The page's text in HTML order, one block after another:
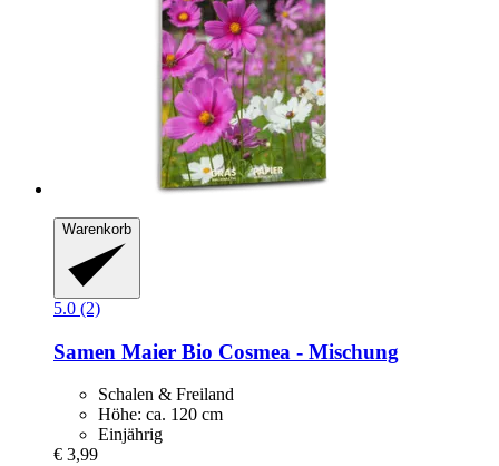
Warenkorb
5.0 (2)
Samen Maier Bio Cosmea -​ Mischung
Schalen & Freiland
Höhe: ca. 120 cm
Einjährig
€ 3,99